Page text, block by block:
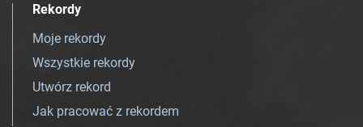
Rekordy
Moje rekordy
Wszystkie rekordy
Utwórz rekord
Jak pracować z rekordem